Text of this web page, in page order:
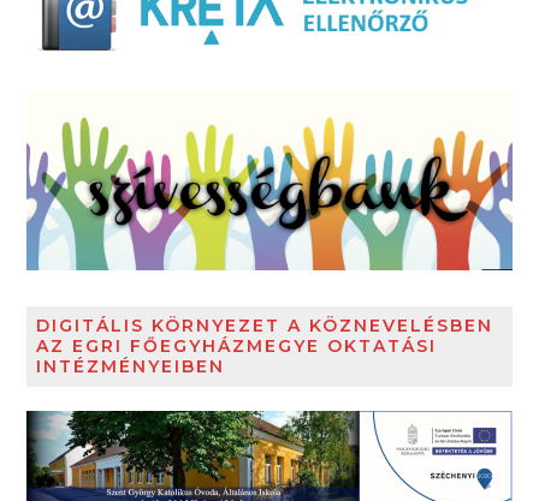
DIGITÁLIS KÖRNYEZET A KÖZNEVELÉSBEN
AZ EGRI FŐEGYHÁZMEGYE OKTATÁSI
INTÉZMÉNYEIBEN